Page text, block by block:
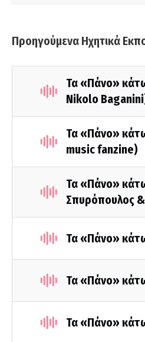
Προηγούμενα Ηχητικά
Τα «Πάνο»
Nikolo
Τα «Πάνο»
music fanzine)
Τα «Πάνο»
Σπυρόπουλος
Τα «Πάνο»
Τα «Πάνο»
Τα «Πάνο»